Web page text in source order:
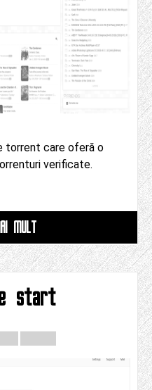
torrent care oferă o
verificate.
MULT
start